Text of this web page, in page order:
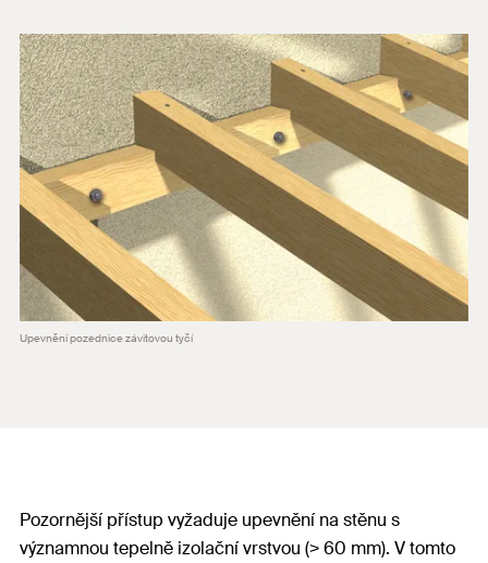
Upevnění pozednice závitovou tyčí
Pozornější přístup vyžaduje upevnění na stěnu s
významnou tepelně izolační vrstvou (> 60 mm). V tomto